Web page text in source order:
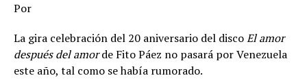
Por
La gira celebración del 20 aniversario del discoEl amor
después del amorde Fito Páez no pasará por Venezuela
este año, tal como se había rumorado.